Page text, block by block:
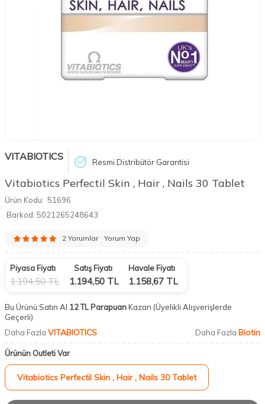
VITABIOTICS Resmi Distribütör Garantisi
Vitabiotics Perfectil Skin , Hair , Nails 30 Tablet
Ürün Kodu: 51696
Barkod: 5021265248643
2 Yorumlar Yorum Yap
Piyasa Fiyatı
1.194,50TL
Satış Fiyatı
1.194,50 TL
Havale Fiyatı
1.158,67 TL
Bu Ürünü Satın Al 12 TL ParapuanKazan (Üyelikli Alışverişlerde
Geçerli)
Daha Fazla VITABIOTICS Daha Fazla Biotin
Ürünün Outleti Var
Vitabiotics Perfectil Skin , Hair , Nails 30 Tablet